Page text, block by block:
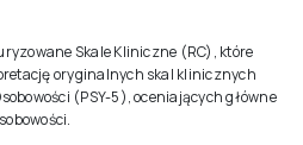
Skale Kliniczne (RC), które
oryginalnych skal klinicznych
(PSY-5), oceniających główne